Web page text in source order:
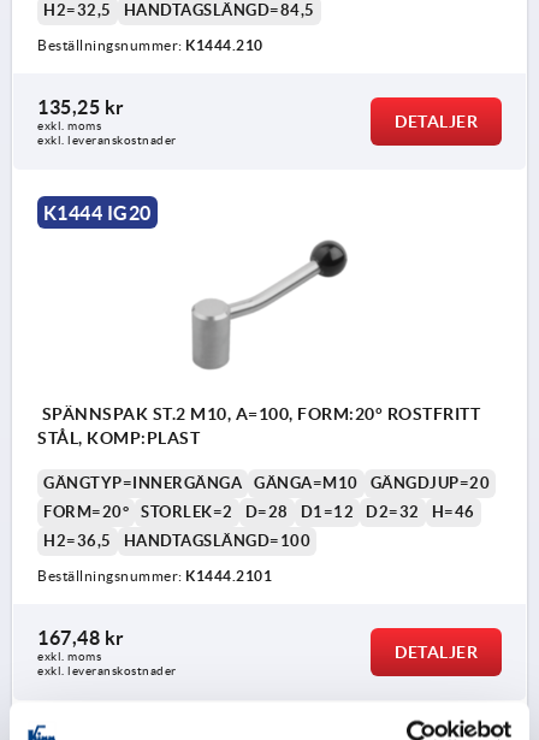
H2=32,5
HANDTAGSLÄNGD=84,5
Beställningsnummer: K1444.210
135,25 kr
exkl. moms
exkl. leveranskostnader
DETALJER
K1444 IG20
SPÄNNSPAK ST.2 M10, A=100, FORM:20° ROSTFRITT
STÅL, KOMP:PLAST
GÄNGTYP=INNERGÄNGA GÄNGA=M10
GÄNGDJUP=20
FORM=20°
STORLEK=2 D=28 D1=12 D2=32
H=46
H2=36,5
HANDTAGSLÄNGD=100
Beställningsnummer: K1444.2101
167,48 kr
exkl. moms
exkl. leveranskostnader
DETALJER